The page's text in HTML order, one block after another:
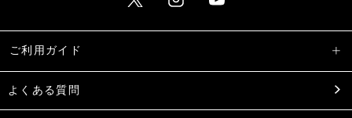
ご利用ガイド
よくある質問